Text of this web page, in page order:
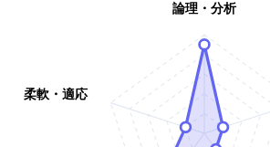
論理・分析
柔軟・適応